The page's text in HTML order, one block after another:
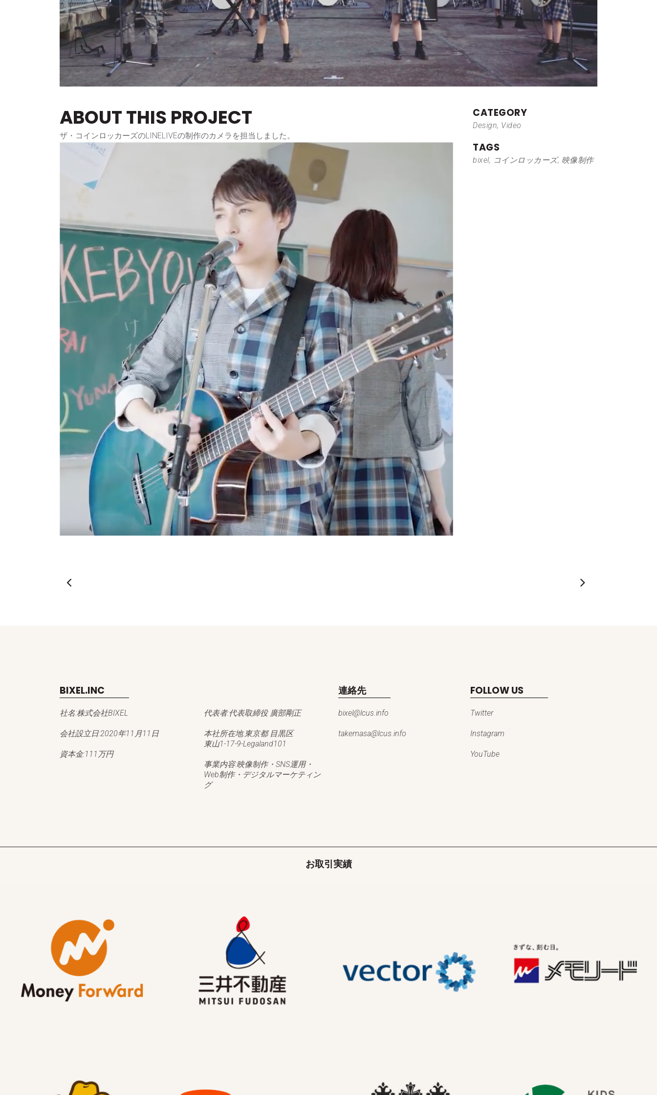
ABOUT THIS PROJECT
ザ・コインロッカーズのLINELIVEの制作のカメラを担当しました。
CATEGORY
Design, Video
TAGS
bixel, コインロッカーズ, 映像制作
BIXEL.INC
社名:株式会社BIXEL
会社設立日:2020年11月11日
資本金:111万円
代表者:代表取締役 廣部剛正
本社所在地:東京都 目黒区
東山1-17-9-Legaland101
事業内容:映像制作・SNS運用・
Web制作・デジタルマーケティン
グ
連絡先
bixel@lcus.info
takemasa@lcus.info
FOLLOW US
Twitter
Instagram
YouTube
お取引実績